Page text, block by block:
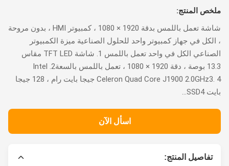
المنتج:
شاشة تعمل باللمس بدقة 1920 × 1080 ، كمبيوتر HMI ، بدون مروحة
في جهاز كمبيوتر واحد للحلول الصناعية ميزة الكمبيوتر
الصناعي الكل في واحد تعمل باللمس 1. شاشة TFT LED مقاس
13.3 بوصة ، دقة 1920 × 1080 ، تعمل باللمس بالسعة2. Intel
Celeron Quad Core J1900 2.0GHz3. 4 جيجا بايت رام ، 128 جيجا
اسأل الآن
تفاصيل المنتج: